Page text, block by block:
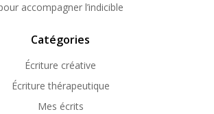
accompagner l’indicible
Catégories
Écriture créative
Écriture thérapeutique
Mes écrits